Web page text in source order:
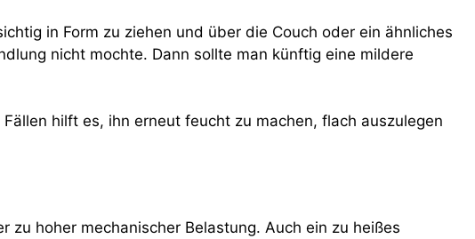
in Form zu ziehen und über die Couch oder ein ähnliches
nicht mochte. Dann sollte man künftig eine mildere
hilft es, ihn erneut feucht zu machen, flach auszulegen
zu hoher mechanischer Belastung. Auch ein zu heißes